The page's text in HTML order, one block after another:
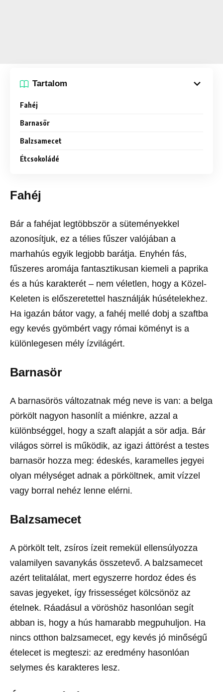
Tartalom
Fahéj
Barnasör
Balzsamecet
Étcsokoládé
Fahéj
Bár a fahéjat legtöbbször a süteményekkel
azonosítjuk, ez a télies fűszer valójában a
marhahús egyik legjobb barátja. Enyhén fás,
fűszeres aromája fantasztikusan kiemeli a paprika
és a hús karakterét – nem véletlen, hogy a Közel-
Keleten is előszeretettel használják húsételekhez.
Ha igazán bátor vagy, a fahéj mellé dobj a szaftba
egy kevés gyömbért vagy római köményt is a
különlegesen mély ízvilágért.
Barnasör
A barnasörös változatnak még neve is van: a belga
pörkölt nagyon hasonlít a miénkre, azzal a
különbséggel, hogy a szaft alapját a sör adja. Bár
világos sörrel is működik, az igazi áttörést a testes
barnasör hozza meg: édeskés, karamelles jegyei
olyan mélységet adnak a pörköltnek, amit vízzel
vagy borral nehéz lenne elérni.
Balzsamecet
A pörkölt telt, zsíros ízeit remekül ellensúlyozza
valamilyen savanykás összetevő. A balzsamecet
azért telitalálat, mert egyszerre hordoz édes és
savas jegyeket, így frissességet kölcsönöz az
ételnek. Ráadásul a vöröshöz hasonlóan segít
abban is, hogy a hús hamarabb megpuhuljon. Ha
nincs otthon balzsamecet, egy kevés jó minőségű
ételecet is megteszi: az eredmény hasonlóan
selymes és karakteres lesz.